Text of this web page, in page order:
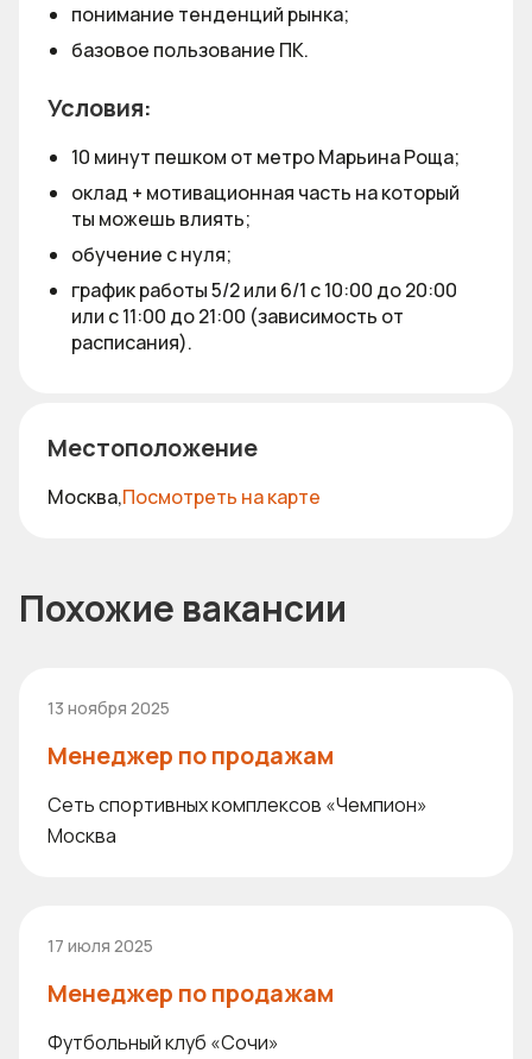
понимание тенденций рынка;
базовое пользование ПК.
Условия:
10 минут пешком от метро Марьина Роща;
оклад + мотивационная часть на который
ты можешь влиять;
обучение с нуля;
график работы 5/2 или 6/1 с 10:00 до 20:00
или с 11:00 до 21:00 (зависимость от
расписания).
Местоположение
Москва,Посмотреть на карте
Похожие вакансии
13 ноября 2025
Менеджер по продажам
Сеть спортивных комплексов «Чемпион»
Москва
17 июля 2025
Менеджер по продажам
Футбольный клуб «Сочи»